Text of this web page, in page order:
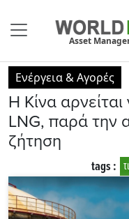
Asset
Ενέργεια & Αγορές
Η Κίνα
LNG, παρά την
ζήτηση
tags :